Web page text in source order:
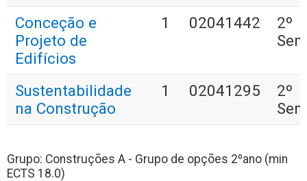
Conceção e
Projeto de
Edifícios
1 02041442
2º
Sustentabilidade
na Construção
1 02041295
2º
Grupo: Construções A - Grupo de opções 2ºano (min
ECTS 18.0)